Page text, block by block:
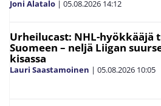
Joni Alatalo | 05.08.2026 14:12
Urheilucast: NHL-hyökkääjä
Suomeen – neljä Liigan
kisassa
Lauri Saastamoinen | 05.08.2026 10:05